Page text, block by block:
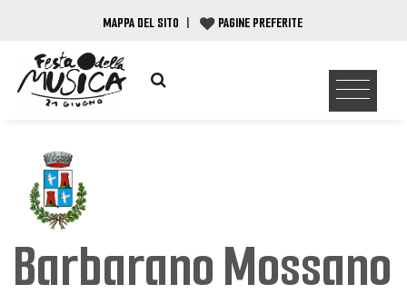
MAPPA DEL SITO | PAGINE PREFERITE
Barbarano Mossano